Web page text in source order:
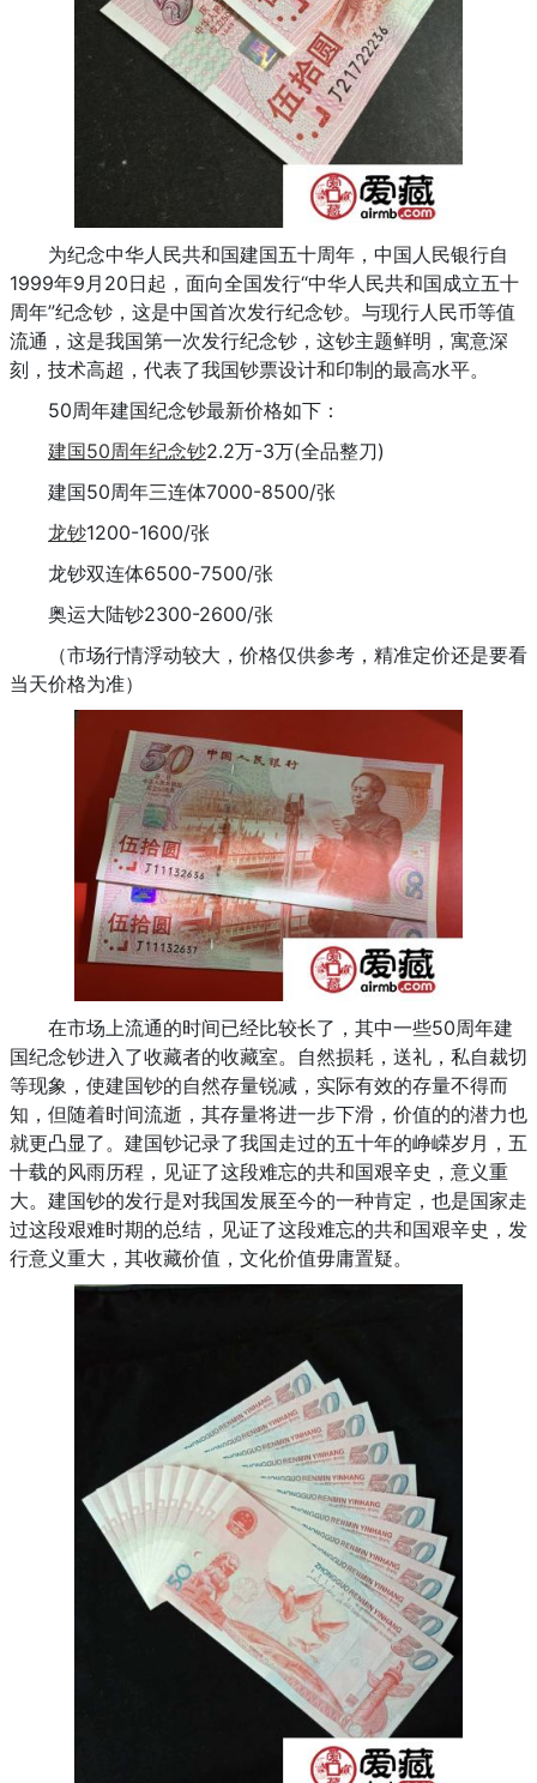
为纪念中华人民共和国建国五十周年，中国人民银行自
1999年9月20日起，面向全国发行“中华人民共和国成立五十
周年”纪念钞，这是中国首次发行纪念钞。与现行人民币等值
流通，这是我国第一次发行纪念钞，这钞主题鲜明，寓意深
刻，技术高超，代表了我国钞票设计和印制的最高水平。
50周年建国纪念钞最新价格如下：
建国50周年纪念钞2.2万-3万(全品整刀)
建国50周年三连体7000-8500/张
龙钞1200-1600/张
龙钞双连体6500-7500/张
奥运大陆钞2300-2600/张
（市场行情浮动较大，价格仅供参考，精准定价还是要看
当天价格为准）
在市场上流通的时间已经比较长了，其中一些50周年建
国纪念钞进入了收藏者的收藏室。自然损耗，送礼，私自裁切
等现象，使建国钞的自然存量锐减，实际有效的存量不得而
知，但随着时间流逝，其存量将进一步下滑，价值的的潜力也
就更凸显了。建国钞记录了我国走过的五十年的峥嵘岁月，五
十载的风雨历程，见证了这段难忘的共和国艰辛史，意义重
大。建国钞的发行是对我国发展至今的一种肯定，也是国家走
过这段艰难时期的总结，见证了这段难忘的共和国艰辛史，发
行意义重大，其收藏价值，文化价值毋庸置疑。